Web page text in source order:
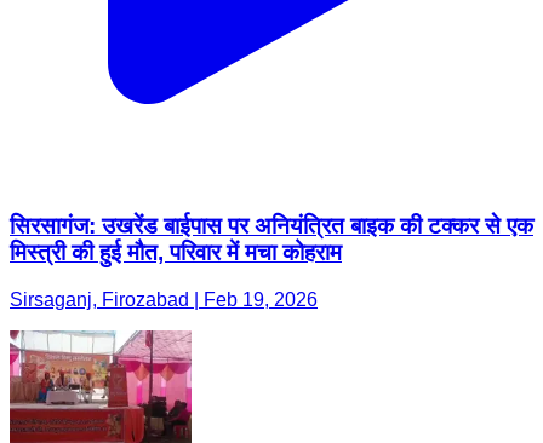
सिरसागंज: उखरेंड बाईपास पर अनियंत्रित बाइक की टक्कर से एक
मिस्त्री की हुई मौत, परिवार में मचा कोहराम
Sirsaganj, Firozabad | Feb 19, 2026